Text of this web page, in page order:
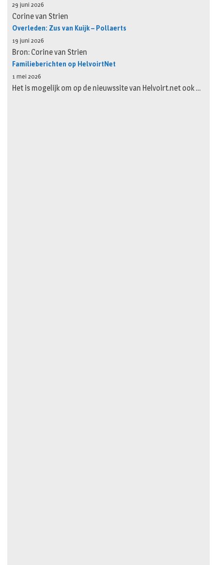
29 juni 2026
Corine van Strien
Overleden: Zus van Kuijk – Pollaerts
19 juni 2026
Bron: Corine van Strien
Familieberichten op HelvoirtNet
1 mei 2026
Het is mogelijk om op de nieuwssite van Helvoirt.net ook …